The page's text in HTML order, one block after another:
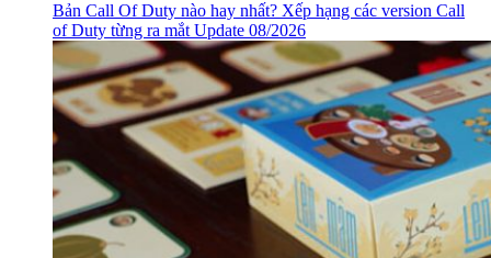
Bản Call Of Duty nào hay nhất? Xếp hạng các version Call
of Duty từng ra mắt Update 08/2026